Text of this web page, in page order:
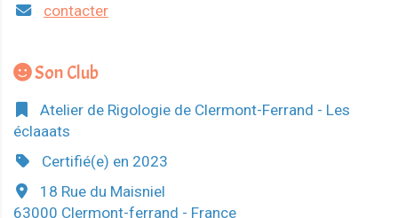
contacter
Son Club
Atelier de Rigologie de Clermont-Ferrand - Les
éclaaats
Certifié(e) en 2023
18 Rue du Maisniel
63000 Clermont-ferrand - France